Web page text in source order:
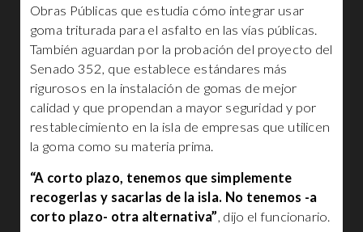
Obras Públicas que estudia cómo integrar usar
goma triturada para el asfalto en las vías públicas.
También aguardan por la probación del proyecto del
Senado 352, que establece estándares más
rigurosos en la instalación de gomas de mejor
calidad y que propendan a mayor seguridad y por
restablecimiento en la isla de empresas que utilicen
la goma como su materia prima.
“A corto plazo, tenemos que simplemente
recogerlas y sacarlas de la isla. No tenemos -a
corto plazo- otra alternativa”, dijo el funcionario.